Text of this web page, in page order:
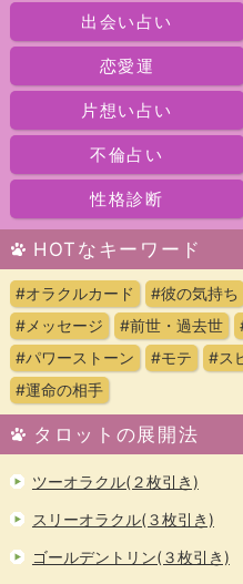
出会い占い
恋愛運
片想い占い
不倫占い
性格診断
HOTなキーワード
#オラクルカード #彼の気持ち
#メッセージ
#前世・過去世
#パワーストーン
#モテ #ス
#運命の相手
タロットの展開法
ツーオラクル(２枚引き)
スリーオラクル(３枚引き)
ゴールデントリン(３枚引き)